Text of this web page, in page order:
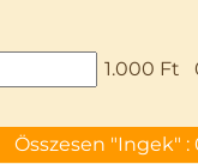
1.000 Ft
Összesen "Ingek" :